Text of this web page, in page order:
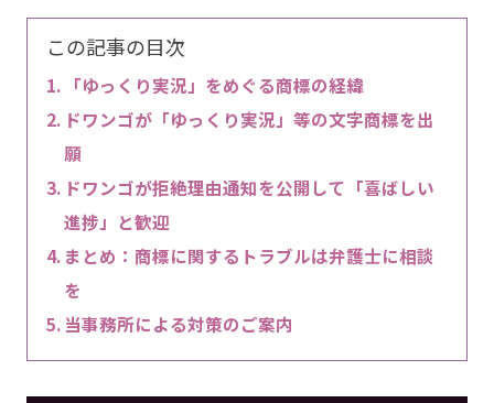
この記事の目次
「ゆっくり実況」をめぐる商標の経緯
ドワンゴが「ゆっくり実況」等の文字商標を出
願
ドワンゴが拒絶理由通知を公開して「喜ばしい
進捗」と歓迎
まとめ：商標に関するトラブルは弁護士に相談
を
当事務所による対策のご案内